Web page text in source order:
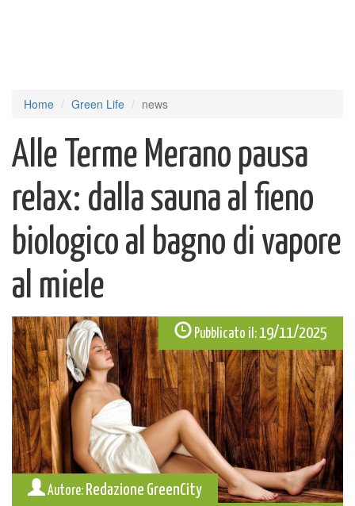
Home Green Life news
Alle Terme Merano pausa
relax: dalla sauna al fieno
biologico al bagno di vapore
al miele
Pubblicato il:19/11/2025
Autore: Redazione GreenCity